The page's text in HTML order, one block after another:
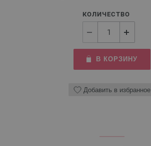
КОЛИЧЕСТВО
В КОРЗИНУ
Добавить в избранное